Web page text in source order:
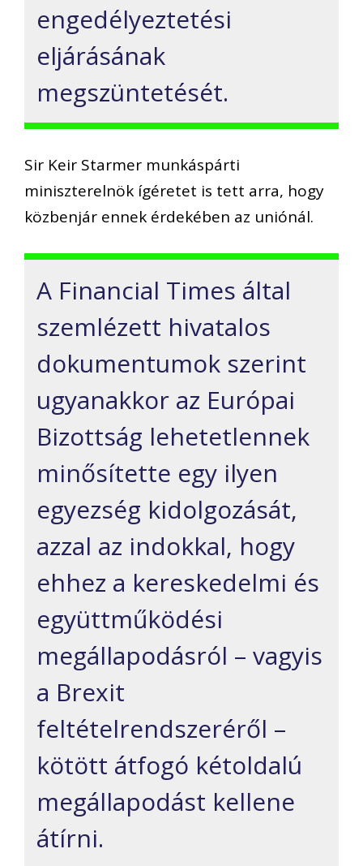
engedélyeztetési
eljárásának
megszüntetését.
Sir Keir Starmer munkáspárti
miniszterelnök ígéretet is tett arra, hogy
közbenjár ennek érdekében az uniónál.
A Financial Times által
szemlézett hivatalos
dokumentumok szerint
ugyanakkor az Európai
Bizottság lehetetlennek
minősítette egy ilyen
egyezség kidolgozását,
azzal az indokkal, hogy
ehhez a kereskedelmi és
együttműködési
megállapodásról – vagyis
a Brexit
feltételrendszeréről –
kötött átfogó kétoldalú
megállapodást kellene
átírni.